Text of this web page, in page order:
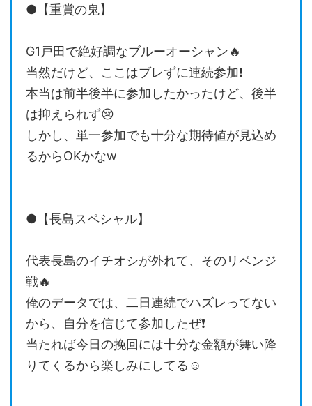
●【重賞の鬼】
G1戸田で絶好調なブルーオーシャン🔥
当然だけど、ここはブレずに連続参加❗️
本当は前半後半に参加したかったけど、後半
は抑えられず😢
しかし、単一参加でも十分な期待値が見込め
るからOKかなw
●【長島スペシャル】
代表長島のイチオシが外れて、そのリベンジ
戦🔥
俺のデータでは、二日連続でハズレってない
から、自分を信じて参加したぜ❗️
当たれば今日の挽回には十分な金額が舞い降
りてくるから楽しみにしてる☺️